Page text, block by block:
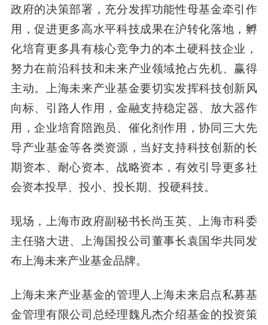
政府的决策部署，充分发挥功能性母基金牵引作
用，促进更多高水平科技成果在沪转化落地，孵
化培育更多具有核心竞争力的本土硬科技企业，
努力在前沿科技和未来产业领域抢占先机、赢得
主动。上海未来产业基金要切实发挥科技创新风
向标、引路人作用，金融支持稳定器、放大器作
用，企业培育陪跑员、催化剂作用，协同三大先
导产业基金等各类资源，当好支持科技创新的长
期资本、耐心资本、战略资本，有效引导更多社
会资本投早、投小、投长期、投硬科技。
现场，上海市政府副秘书长尚玉英、上海市科委
主任骆大进、上海国投公司董事长袁国华共同发
布上海未来产业基金品牌。
上海未来产业基金的管理人上海未来启点私募基
金管理有限公司总经理魏凡杰介绍基金的投资策